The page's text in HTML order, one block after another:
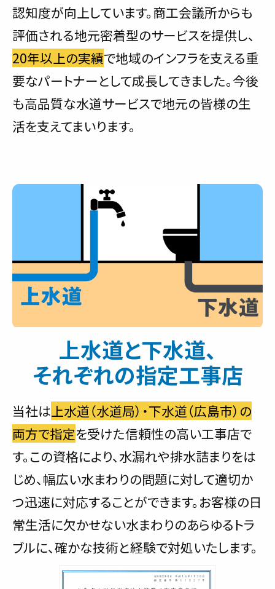
認知度が向上しています。商工会議所からも
評価される地元密着型のサービスを提供し、
20年以上の実績で地域のインフラを支える重
要なパートナーとして成長してきました。今後
も高品質な水道サービスで地元の皆様の生
活を支えてまいります。
上水道と下水道、
それぞれの指定工事店
当社は 上水道（水道局）・下水道（広島市）の
両方で指定を受けた信頼性の高い工事店で
す。この資格により、水漏れや排水詰まりをは
じめ、幅広い水まわりの問題に対して適切か
つ迅速に対応することができます。お客様の日
常生活に欠かせない水まわりのあらゆるトラ
ブルに、確かな技術と経験で対処いたします。